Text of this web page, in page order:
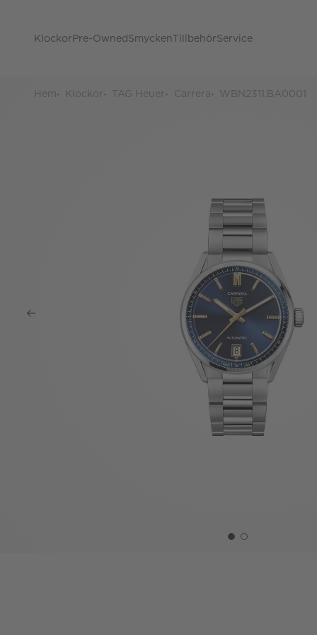
KlockorPre-OwnedSmyckenTillbehörService
Hem Klockor TAG Heuer Carrera WBN2311.BA0001